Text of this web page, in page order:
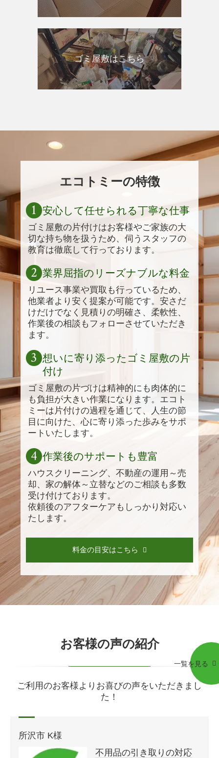
ゴミ屋敷はこちら
エコトミーの特徴
安心して任せられる丁寧な仕事
ゴミ屋敷の片付けはお客様やご家族の大
切な持ち物を扱うため、伺うスタッフの
教育は徹底して行っております。
1
業界屈指のリーズナブルな料金
リユース事業や買取も行っているため、
他業者より安く提案が可能です。安さだ
けだけでなく見積りの明確さ、柔軟性、
作業後の相談もフォローさせていただき
ます。
2
想いに寄り添ったゴミ屋敷の片
付け
ゴミ屋敷の片づけは精神的にも肉体的に
も負担が大きい作業になります。エコト
ミーは片付けの過程を通じて、人生の節
目に向けた、心に寄り添った歩みをサポ
ートいたします。
3
作業後のサポートも豊富
ハウスクリーニング、不動産の運用～売
却、家の解体～立替などのご相談も多数
受け付けております。
依頼後のアフターケアもしっかり対応い
たします。
4
料金の目安はこちら
お客様の声の紹介
ご利用のお客様よりお喜びの声をいただきまし
た！
一覧を見る
所沢市 K様
不用品の引き取りの対応